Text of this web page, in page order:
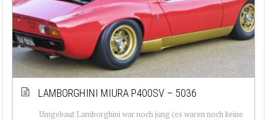
LAMBORGHINI MIURA P400SV – 5036
Umgebaut Lamborghini war noch jung (es waren noch keine